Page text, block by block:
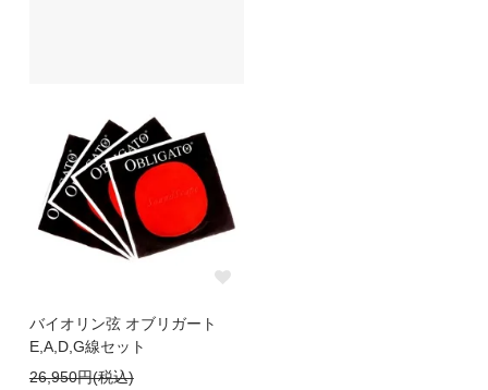
バイオリン弦 オブリガート
E,A,D,G線セット
26,950円(税込)